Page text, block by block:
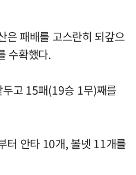
은 패배를 고스란히 되갚으
수확했다.
고 15패(19승 1무)째를
터 안타 10개, 볼넷 11개를